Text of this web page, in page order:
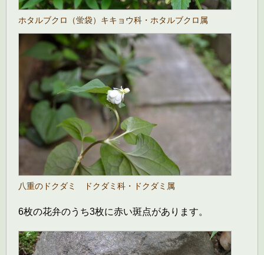
ホタルブクロ（蛍袋）キキョウ科・ホタルブクロ属
八重のドクダミ ドクダミ科・ドクダミ属
6枚の花弁のうち3枚に赤い斑点があります。